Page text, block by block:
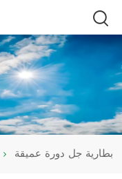
بطارية جل دورة عميقة